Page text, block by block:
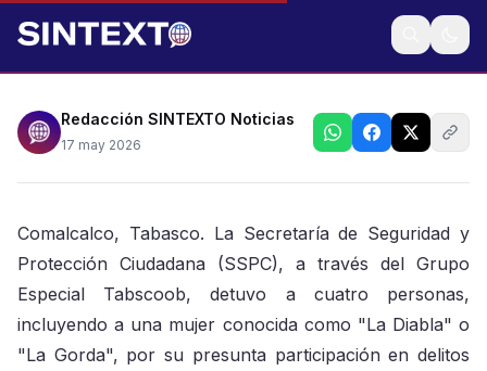
Detenidos usaban un taxi clonado
Redacción SINTEXTO Noticias
17 may 2026
Comalcalco, Tabasco. La Secretaría de Seguridad y
Protección Ciudadana (SSPC), a través del Grupo
Especial Tabscoob, detuvo a cuatro personas,
incluyendo a una mujer conocida como "La Diabla" o
"La Gorda", por su presunta participación en delitos